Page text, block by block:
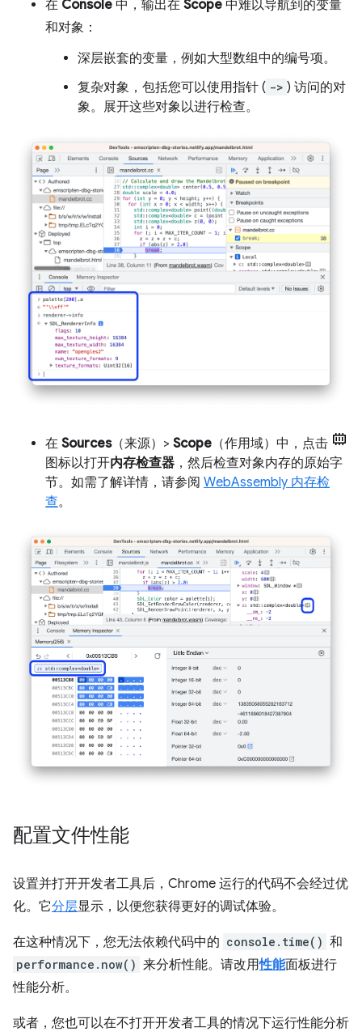
在 Console 中，输出在 Scope 中难以导航到的变量
和对象：
深层嵌套的变量，例如大型数组中的编号项。
复杂对象，包括您可以使用指针 ( -> ) 访问的对
象。展开这些对象以进行检查。
在 Sources（来源）> Scope （作用域）中，点击
图标以打开内存检查器 ，然后检查对象内存的原始字
节。如需了解详情，请参阅 WebAssembly 内存检
查。
配置文件性能
设置并打开开发者工具后，Chrome 运行的代码不会经过优
化。它分层显示，以便您获得更好的调试体验。
在这种情况下，您无法依赖代码中的 console.time() 和
performance.now() 来分析性能。请改用性能面板进行
性能分析。
或者，您也可以在不打开开发者工具的情况下运行性能分析